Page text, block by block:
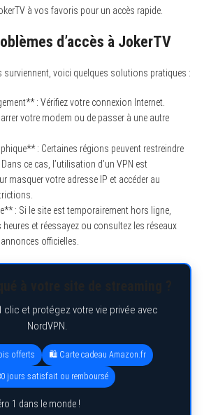
à vos favoris pour un accès rapide.
d’accès à JokerTV
surviennent, voici quelques solutions pratiques :
: Vérifiez votre connexion Internet.
votre modem ou de passer à une autre
: Certaines régions peuvent restreindre
Dans ce cas, l’utilisation d’un VPN est
masquer votre adresse IP et accéder au
: Si le site est temporairement hors ligne,
heures et réessayez ou consultez les réseaux
officielles.
clic et protégez votre vie privée avec
NordVPN.
offerts 🛍️ Carte cadeau Amazon.fr
jours satisfait ou remboursé
1 dans le monde !